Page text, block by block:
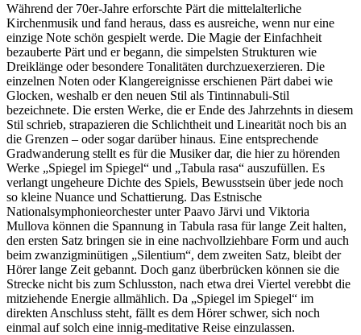
Während der 70er-Jahre erforschte Pärt die mittelalterliche
Kirchenmusik und fand heraus, dass es ausreiche, wenn nur eine
einzige Note schön gespielt werde. Die Magie der Einfachheit
bezauberte Pärt und er begann, die simpelsten Strukturen wie
Dreiklänge oder besondere Tonalitäten durchzuexerzieren. Die
einzelnen Noten oder Klangereignisse erschienen Pärt dabei wie
Glocken, weshalb er den neuen Stil als Tintinnabuli-Stil
bezeichnete. Die ersten Werke, die er Ende des Jahrzehnts in diesem
Stil schrieb, strapazieren die Schlichtheit und Linearität noch bis an
die Grenzen – oder sogar darüber hinaus. Eine entsprechende
Gradwanderung stellt es für die Musiker dar, die hier zu hörenden
Werke „Spiegel im Spiegel“ und „Tabula rasa“ auszufüllen. Es
verlangt ungeheure Dichte des Spiels, Bewusstsein über jede noch
so kleine Nuance und Schattierung. Das Estnische
Nationalsymphonieorchester unter Paavo Järvi und Viktoria
Mullova können die Spannung in Tabula rasa für lange Zeit halten,
den ersten Satz bringen sie in eine nachvollziehbare Form und auch
beim zwanzigminütigen „Silentium“, dem zweiten Satz, bleibt der
Hörer lange Zeit gebannt. Doch ganz überbrücken können sie die
Strecke nicht bis zum Schlusston, nach etwa drei Viertel verebbt die
mitziehende Energie allmählich. Da „Spiegel im Spiegel“ im
direkten Anschluss steht, fällt es dem Hörer schwer, sich noch
einmal auf solch eine innig-meditative Reise einzulassen.